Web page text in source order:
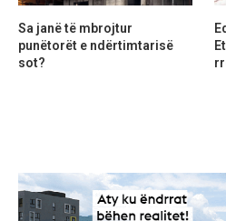
Sa janë të mbrojtur
punëtorët e ndërtimtarisë
sot?